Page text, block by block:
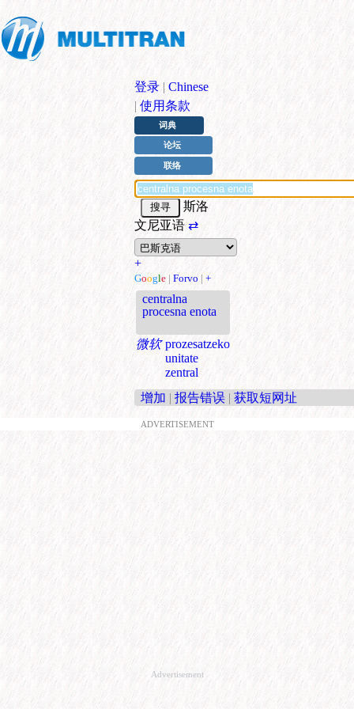
登录 | Chinese
| 使用条款
词典
论坛
联络
斯洛
文尼亚语 ⇄
+
Google | Forvo | +
centralna
procesna enota
微软 prozesatzeko
unitate
zentral
增加 | 报告错误 | 获取短网址
ADVERTISEMENT
Advertisement